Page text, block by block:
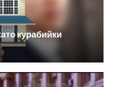
курабийки